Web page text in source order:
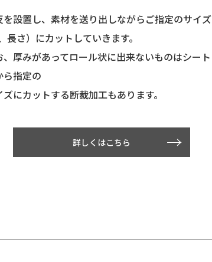
を設置し、素材を送り出しながらご指定のサイズ
長さ）にカットしていきます。
、厚みがあってロール状に出来ないものはシート
ら指定の
ズにカットする断裁加工もあります。
詳しくはこちら